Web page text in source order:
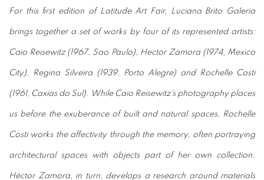
For this first edition of Latitude Art Fair, Luciana Brito Galeria
brings together a set of works by four of its represented artists:
Caio Reisewitz (1967, Sao Paulo), Hector Zamora (1974, Mexico
City), Regina Silveira (1939, Porto Alegre) and Rochelle Costi
(1961, Caxias do Sul). While Caio Reisewitz's photography places
us before the exuberance of built and natural spaces, Rochelle
Costi works the affectivity through the memory, often portraying
architectural spaces with objects part of her own collection.
Héctor Zamora, in turn, develops a research around materials